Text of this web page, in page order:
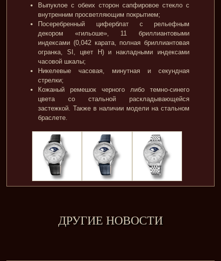
Выпуклое с обеих сторон сапфировое стекло с
внутренним просветляющим покрытием;
Посеребренный циферблат с рельефным
декором «гильоше», 11 бриллиантовыми
индексами (0,042 карата, полная бриллиантовая
огранка, SI, цвет Н) и накладными индексами
часовой шкалы;
Никелевые часовая, минутная и секундная
стрелки;
Кожаный ремешок черного либо темно-синего
цвета со стальной раскладывающейся
застежкой. Также в наличии модели на стальном
браслете.
ДРУГИЕ НОВОСТИ